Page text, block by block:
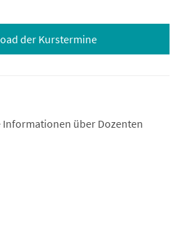
der Kurstermine
Informationen über Dozenten